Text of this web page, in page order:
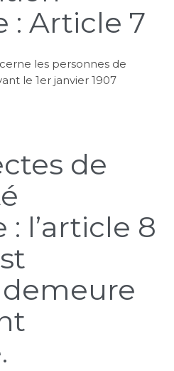
: Article 7
les personnes de
le 1er janvier 1907
de
l’article 8